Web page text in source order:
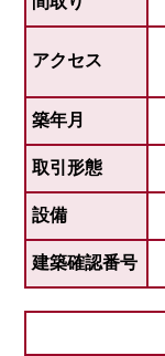
アクセス
築年月
取引形態
設備
建築確認番号